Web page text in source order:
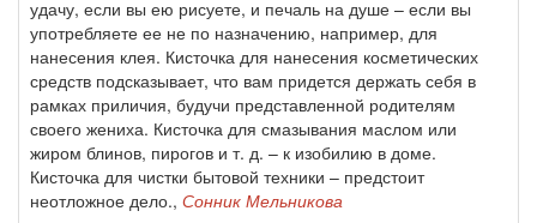
удачу, если вы ею рисуете, и печаль на душе – если вы
употребляете ее не по назначению, например, для
нанесения клея. Кисточка для нанесения косметических
средств подсказывает, что вам придется держать себя в
рамках приличия, будучи представленной родителям
своего жениха. Кисточка для смазывания маслом или
жиром блинов, пирогов и т. д. – к изобилию в доме.
Кисточка для чистки бытовой техники – предстоит
неотложное дело., Сонник Мельникова